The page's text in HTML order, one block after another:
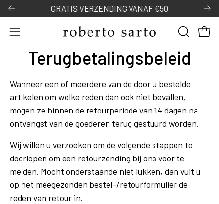
Door
naar
content
GRATIS VERZENDING VANAF €50
Open
navigatiemenu
OPEN
Terugbetalingsbeleid
Wanneer een of meerdere van de door u bestelde
artikelen om welke reden dan ook niet bevallen,
mogen ze binnen de retourperiode van 14 dagen na
ontvangst van de goederen terug gestuurd worden.
Wij willen u verzoeken om de volgende stappen te
doorlopen om een retourzending bij ons voor te
melden. Mocht onderstaande niet lukken, dan vult u
op het meegezonden bestel-/retourformulier de
reden van retour in.